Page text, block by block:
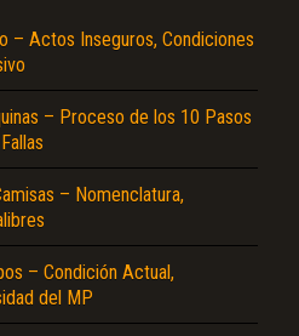
– Actos Inseguros, Condiciones
– Proceso de los 10 Pasos
– Nomenclatura,
– Condición Actual,
del MP